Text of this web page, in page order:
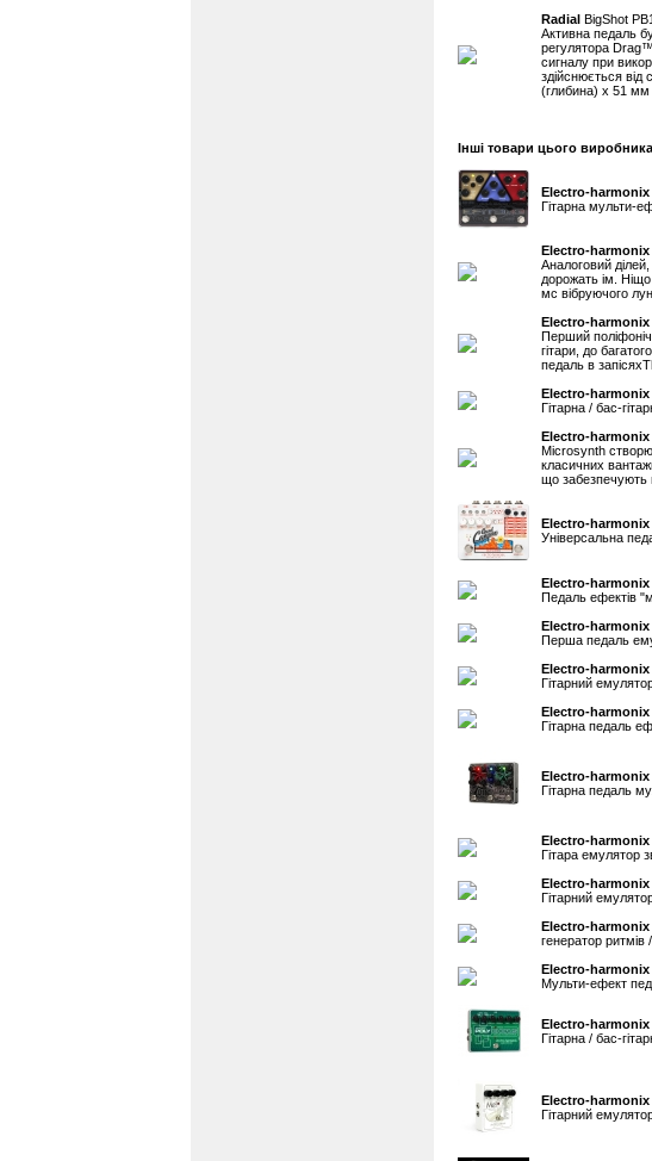
Radial
BigShot
Активна педаль
регулятора
сигналу при
здійснюється
(глибина) x 51 мм
Інші товари цього
Electro-harmonix
Гітарна мульти-
Electro-harmonix
Аналоговий
дорожать ім.
мс вібруючого
Electro-harmonix
Перший
гітари, до
педаль в
Electro-harmonix
Гітарна / бас-
Electro-harmonix
Microsynth
класичних
що забезпечують
Electro-harmonix
Універсальна
Electro-harmonix
Педаль ефектів
Electro-harmonix
Перша педаль
Electro-harmonix
Гітарний
Electro-harmonix
Гітарна педаль
Electro-harmonix
Гітарна педаль
Electro-harmonix
Гітара емулятор
Electro-harmonix
Гітарний
Electro-harmonix
генератор ритмів
Electro-harmonix
Мульти-ефект
Electro-harmonix
Гітарна / бас-
Electro-harmonix
Гітарний